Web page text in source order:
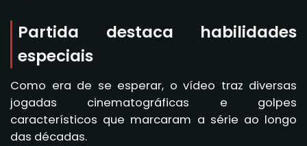
Partida destaca habilidades
especiais
Como era de se esperar, o vídeo traz diversas
jogadas cinematográficas e golpes
característicos que marcaram a série ao longo
das décadas.